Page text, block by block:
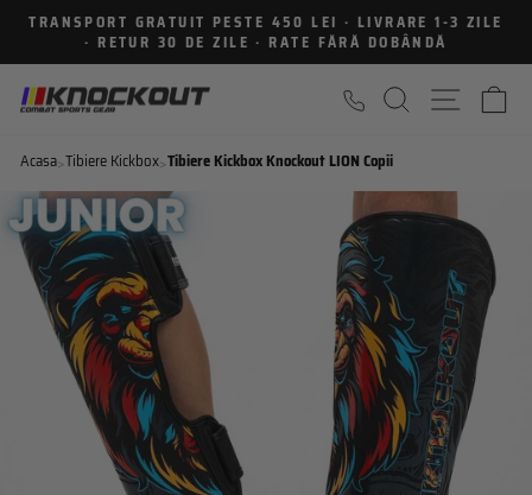
Sari
continut
Intrerupe
TRANSPORT GRATUIT PESTE 450 LEI · LIVRARE 1-3 ZILE
· RETUR 30 DE ZILE · RATE FĂRĂ DOBÂNDĂ
CAUTARE
Acasa>Tibiere Kickbox>Tibiere Kickbox Knockout LION Copii